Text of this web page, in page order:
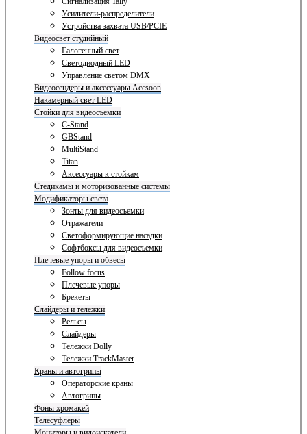
Усилители-распределители
Устройства захвата USB/PCIE
Видеосвет студийный
Галогенный свет
Светодиодный LED
Управление светом DMX
Видеосендеры и аксессуары Accsoon
Накамерный свет LED
Стойки для видеосъемки
C-Stand
GBStand
MultiStand
Titan
Аксессуары к стойкам
Стедикамы и моторизованные системы
Модификаторы света
Зонты для видеосъемки
Отражатели
Светоформирующие насадки
Софтбоксы для видеосъемки
Плечевые упоры и обвесы
Follow focus
Плечевые упоры
Брекеты
Слайдеры и тележки
Рельсы
Слайдеры
Тележки Dolly
Тележки TrackMaster
Краны и автогрипы
Операторские краны
Автогрипы
Фоны хромакей
Телесуфлеры